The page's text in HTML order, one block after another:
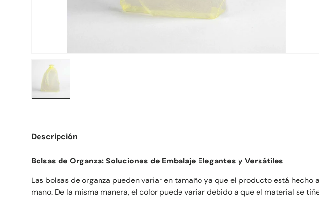
Descripción
Bolsas de Organza: Soluciones de Embalaje Elegantes y Versátiles
Las bolsas de organza pueden variar en tamaño ya que el producto está hecho a
mano. De la misma manera, el color puede variar debido a que el material se